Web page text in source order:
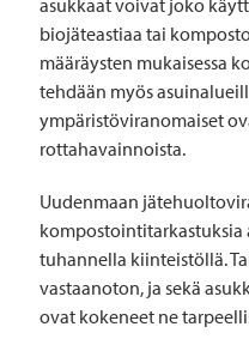
asukkaat voivat joko
biojäteastiaa tai
määräysten mukaisessa
tehdään myös
ympäristöviranomaiset
rottahavainnoista.
Uudenmaan
kompostointitarkastuksia
tuhannella kiinteistöllä.
vastaanoton, ja sekä
ovat kokeneet ne